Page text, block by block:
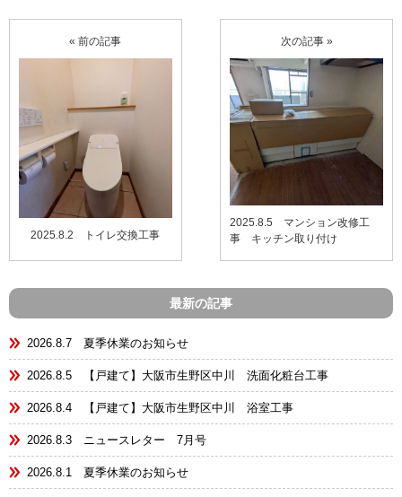
« 前の記事
2025.8.2 トイレ交換工事
次の記事 »
2025.8.5 マンション改修工
事 キッチン取り付け
最新の記事
2026.8.7 夏季休業のお知らせ
2026.8.5 【戸建て】大阪市生野区中川 洗面化粧台工事
2026.8.4 【戸建て】大阪市生野区中川 浴室工事
2026.8.3 ニュースレター 7月号
2026.8.1 夏季休業のお知らせ